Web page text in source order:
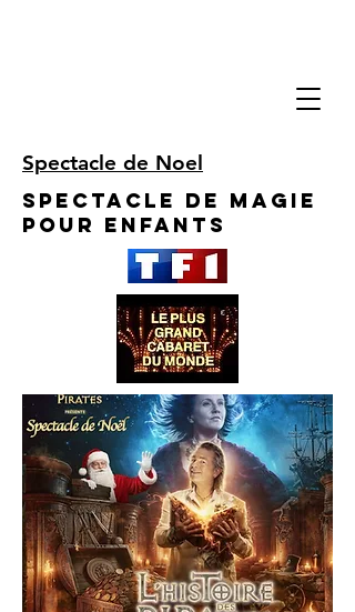
Spectacle de Noel
Spectacle de Magie
pour enfants